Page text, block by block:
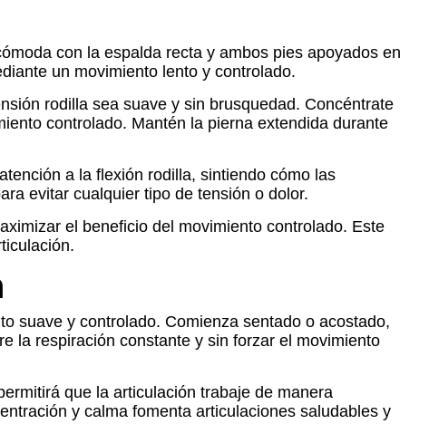
con la espalda recta y ambos pies apoyados en
un movimiento lento y controlado.
rodilla sea suave y sin brusquedad. Concéntrate
controlado. Mantén la pierna extendida durante
a la flexión rodilla, sintiendo cómo las
evitar cualquier tipo de tensión o dolor.
el beneficio del movimiento controlado. Este
suave y controlado. Comienza sentado o acostado,
la respiración constante y sin forzar el movimiento
que la articulación trabaje de manera
y calma fomenta articulaciones saludables y